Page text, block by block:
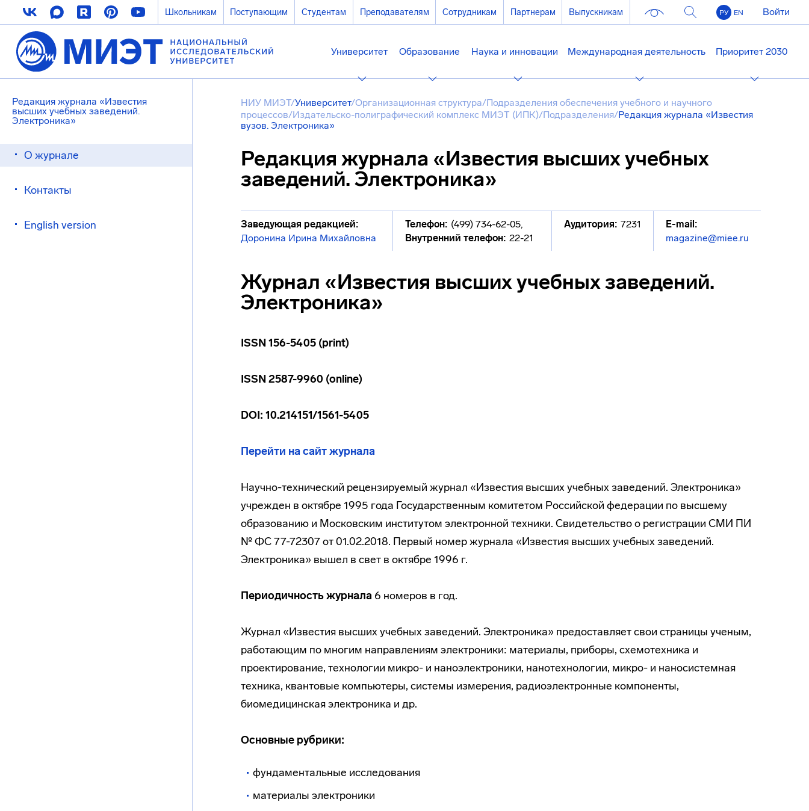
Школьникам Поступающим Студентам Преподавателям Сотрудникам Партнерам Выпускникам РУ EN Войти
Университет Образование Наука и инновации Международная деятельность Приоритет 2030
Редакция журнала «Известия
высших учебных заведений.
Электроника»
О журнале
Контакты
English version
НИУ МИЭТ/Университет/Организационная структура/Подразделения обеспечения учебного и научного
процессов/Издательско-полиграфический комплекс МИЭТ (ИПК)/Подразделения/Редакция журнала «Известия
вузов. Электроника»
Редакция журнала «Известия высших учебных
заведений. Электроника»
Заведующая редакцией:
Доронина Ирина Михайловна
Телефон: (499) 734-62-05,
Внутренний телефон: 22-21
Аудитория: 7231
E-mail:
magazine@miee.ru
Журнал «Известия высших учебных заведений.
Электроника»
ISSN 156-5405 (print)
ISSN 2587-9960 (online)
DOI: 10.214151/1561-5405
Перейти на сайт журнала
Научно-технический рецензируемый журнал «Известия высших учебных заведений. Электроника»
учрежден в октябре 1995 года Государственным комитетом Российской федерации по высшему
образованию и Московским институтом электронной техники. Свидетельство о регистрации СМИ ПИ
№ ФС 77-72307 от 01.02.2018. Первый номер журнала «Известия высших учебных заведений.
Электроника» вышел в свет в октябре 1996 г.
Периодичность журнала 6 номеров в год.
Журнал «Известия высших учебных заведений. Электроника» предоставляет свои страницы ученым,
работающим по многим направлениям электроники: материалы, приборы, схемотехника и
проектирование, технологии микро- и наноэлектроники, нанотехнологии, микро- и наносистемная
техника, квантовые компьютеры, системы измерения, радиоэлектронные компоненты,
биомедицинская электроника и др.
Основные рубрики:
фундаментальные исследования
материалы электроники